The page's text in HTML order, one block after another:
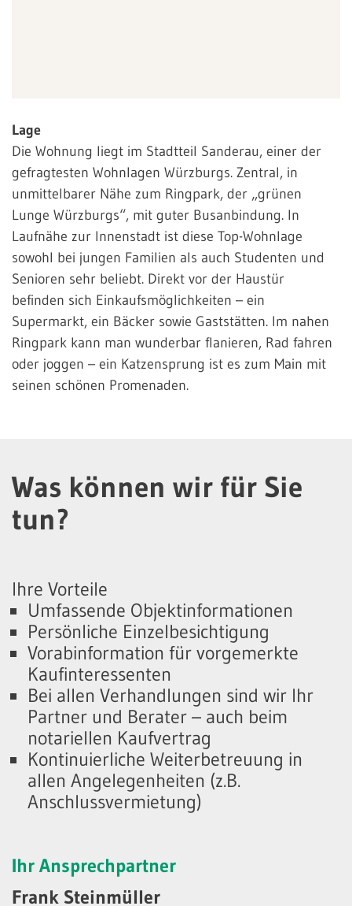
Lage
Die Wohnung liegt im Stadtteil Sanderau, einer der
gefragtesten Wohnlagen Würzburgs. Zentral, in
unmittelbarer Nähe zum Ringpark, der „grünen
Lunge Würzburgs“, mit guter Busanbindung. In
Laufnähe zur Innenstadt ist diese Top-Wohnlage
sowohl bei jungen Familien als auch Studenten und
Senioren sehr beliebt. Direkt vor der Haustür
befinden sich Einkaufsmöglichkeiten – ein
Supermarkt, ein Bäcker sowie Gaststätten. Im nahen
Ringpark kann man wunderbar flanieren, Rad fahren
oder joggen – ein Katzensprung ist es zum Main mit
seinen schönen Promenaden.
Was können wir für Sie
tun?
Ihre Vorteile
Umfassende Objektinformationen
Persönliche Einzelbesichtigung
Vorabinformation für vorgemerkte
Kaufinteressenten
Bei allen Verhandlungen sind wir Ihr
Partner und Berater – auch beim
notariellen Kaufvertrag
Kontinuierliche Weiterbetreuung in
allen Angelegenheiten (z.B.
Anschlussvermietung)
Ihr Ansprechpartner
Frank Steinmüller